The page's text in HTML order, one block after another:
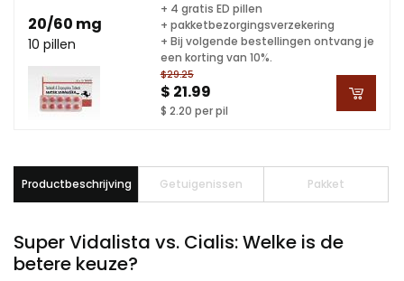
20/60 mg
10 pillen
$29.25
$ 21.99
$ 2.20 per pil
+ 4 gratis ED pillen
+ pakketbezorgingsverzekering
+ Bij volgende bestellingen ontvang je
een korting van 10%.
Productbeschrijving Getuigenissen Pakket
Super Vidalista vs. Cialis: Welke is de
betere keuze?